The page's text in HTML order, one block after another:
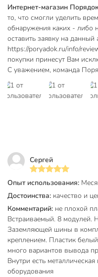
Интернет-магазин
то, что смогли уделить
обнаружения каких - либо
оставить заявку на данный
https://poryadok.ru/info/
покупки принесут Вам
С уважением, команда
Сергей
Опыт использования:
Достоинства: качество и
Комментарий: не плохой
Встраиваемый. 8 модулей.
Заземляющей шины в
креплением. Пластик
много вариантов вывода
Внутри есть
оборудования